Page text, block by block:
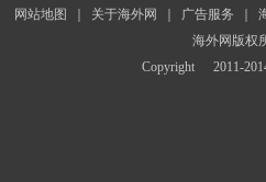
网站地图 关于海外网 广告服务
海外网版权
Copyright
2011-